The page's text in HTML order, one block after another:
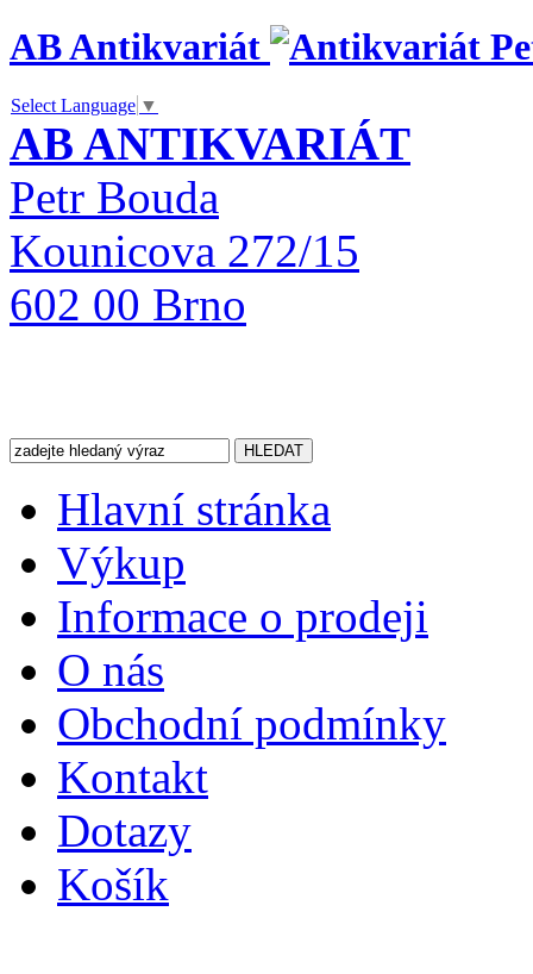
AB Antikvariát
Select Language ▼
AB ANTIKVARIÁT
Petr Bouda
Kounicova 272/15
602 00 Brno
Hlavní stránka
Výkup
Informace o prodeji
O nás
Obchodní podmínky
Kontakt
Dotazy
Košík